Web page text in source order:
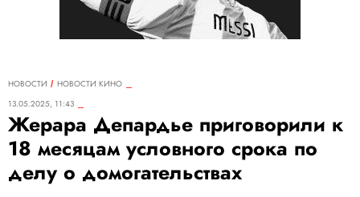
НОВОСТИ
НОВОСТИ КИНО
13.05.2025, 11:43
Жерара Депардье приговорили к
18 месяцам условного срока по
делу о домогательствах